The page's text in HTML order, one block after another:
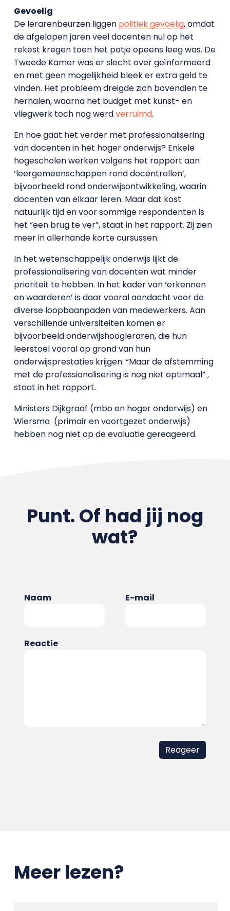
Gevoelig
De lerarenbeurzen liggen politiek gevoelig, omdat
de afgelopen jaren veel docenten nul op het
rekest kregen toen het potje opeens leeg was. De
Tweede Kamer was er slecht over geïnformeerd
en met geen mogelijkheid bleek er extra geld te
vinden. Het probleem dreigde zich bovendien te
herhalen, waarna het budget met kunst- en
vliegwerk toch nog werdverruimd.
En hoe gaat het verder met professionalisering
van docenten in het hoger onderwijs? Enkele
hogescholen werken volgens het rapport aan
‘leergemeenschappen rond docentrollen’,
bijvoorbeeld rond onderwijsontwikkeling, waarin
docenten van elkaar leren. Maar dat kost
natuurlijk tijd en voor sommige respondenten is
het “een brug te ver”, staat in het rapport. Zij zien
meer in allerhande korte cursussen.
In het wetenschappelijk onderwijs lijkt de
professionalisering van docenten wat minder
prioriteit te hebben. In het kader van ‘erkennen
en waarderen’ is daar vooral aandacht voor de
diverse loopbaanpaden van medewerkers. Aan
verschillende universiteiten komen er
bijvoorbeeld onderwijshoogleraren, die hun
leerstoel vooral op grond van hun
onderwijsprestaties krijgen. “Maar de afstemming
met de professionalisering is nog niet optimaal” ,
staat in het rapport.
Ministers Dijkgraaf (mbo en hoger onderwijs) en
Wiersma (primair en voortgezet onderwijs)
hebben nog niet op de evaluatie gereageerd.
Punt. Of had jij nog
wat?
Naam E-mail
Reactie
Meer lezen?